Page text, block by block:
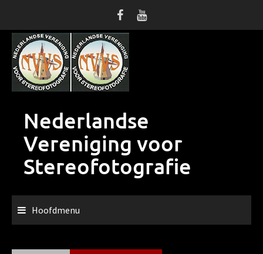
inhoud
Nederlandse
Vereniging voor
Stereofotografie
Hoofdmenu